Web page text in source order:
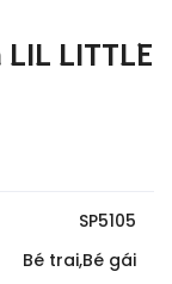
LITTLE
SP5105
Bé trai,Bé gái